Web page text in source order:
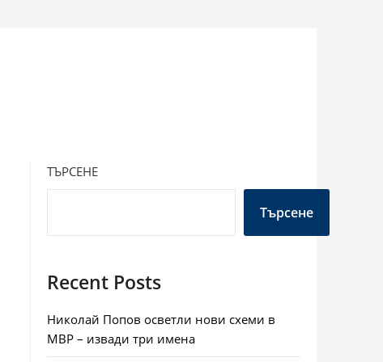
ТЪРСЕНЕ
Търсене
Recent Posts
Николай Попов осветли нови схеми в
МВР – извади три имена